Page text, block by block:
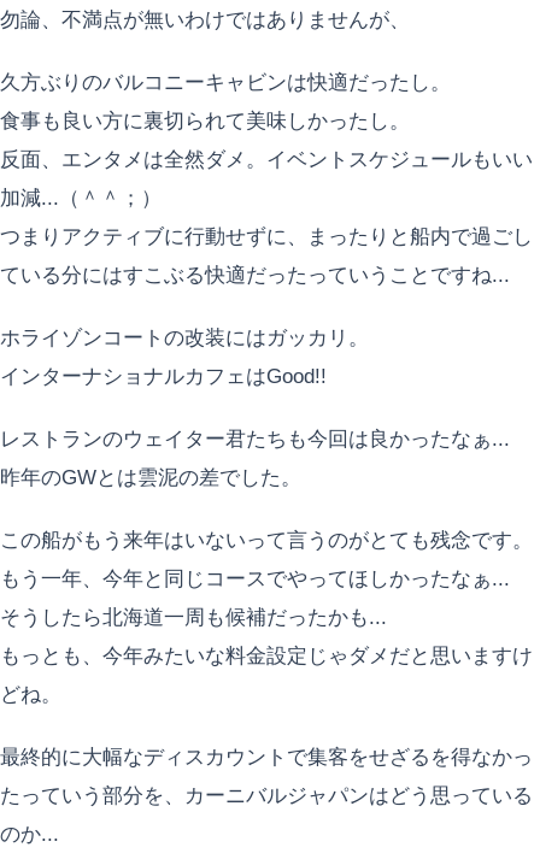
勿論、不満点が無いわけではありませんが、
久方ぶりのバルコニーキャビンは快適だったし。
食事も良い方に裏切られて美味しかったし。
反面、エンタメは全然ダメ。イベントスケジュールもいい
加減...（＾＾；）
つまりアクティブに行動せずに、まったりと船内で過ごし
ている分にはすこぶる快適だったっていうことですね...
ホライゾンコートの改装にはガッカリ。
インターナショナルカフェはGood!!
レストランのウェイター君たちも今回は良かったなぁ...
昨年のGWとは雲泥の差でした。
この船がもう来年はいないって言うのがとても残念です。
もう一年、今年と同じコースでやってほしかったなぁ...
そうしたら北海道一周も候補だったかも...
もっとも、今年みたいな料金設定じゃダメだと思いますけ
どね。
最終的に大幅なディスカウントで集客をせざるを得なかっ
たっていう部分を、カーニバルジャパンはどう思っている
のか...